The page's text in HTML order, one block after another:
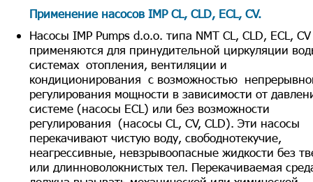
Применение насосов IMPCL, CLD, ECL, CV.
Насосы IMP Pumps d.o.o. типа NМТ CL, CLD, ECL, CV
применяются для принудительной циркуляции
системах отопления, вентиляции и
кондиционирования с возможностью
регулирования мощности в зависимости от
системе (насосы ECL) или без возможности
регулирования (насосы CL, CV, CLD). Эти насосы
перекачивают чистую воду, свободнотекучие,
неагрессивные, невзрывоопасные жидкости без
или длинноволокнистых тел. Перекачиваемая